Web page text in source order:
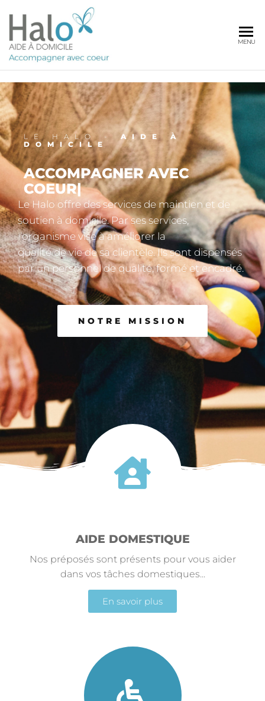
MENU
LE HALO - AIDE À
DOMICILE
ACCOMPAGNER AVEC
COEUR|
Le Halo offre des services de maintien et de
soutien à domicile. Par ses services,
l’organisme vise à améliorer la
qualité de vie de sa clientèle. Ils sont dispensés
par un personnel de qualité, formé et encadré.
NOTRE MISSION
AIDE DOMESTIQUE
Nos préposés sont présents pour vous aider
dans vos tâches domestiques...
En savoir plus